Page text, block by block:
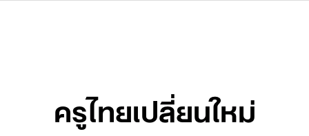
ครูไทยเปลี่ยนใหม่